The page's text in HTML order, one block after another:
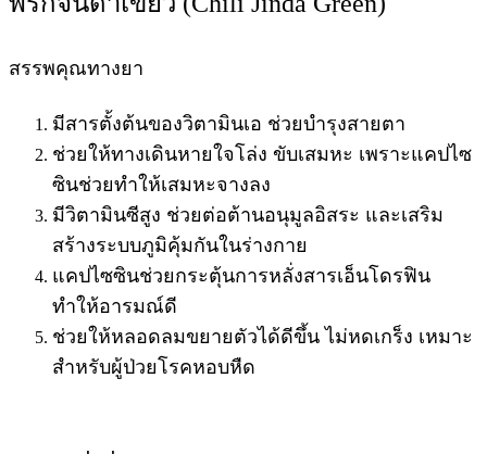
สรรพคุณทางยา
มีสารตั้งต้นของวิตามินเอ ช่วยบำรุงสายตา
ช่วยให้ทางเดินหายใจโล่ง ขับเสมหะ เพราะแคปไซ
ซินช่วยทำให้เสมหะจางลง
มีวิตามินซีสูง ช่วยต่อต้านอนุมูลอิสระ และเสริม
สร้างระบบภูมิคุ้มกันในร่างกาย
แคปไซซินช่วยกระตุ้นการหลั่งสารเอ็นโดรฟิน
ทำให้อารมณ์ดี
ช่วยให้หลอดลมขยายตัวได้ดีขึ้น ไม่หดเกร็ง เหมาะ
สำหรับผู้ป่วยโรคหอบหืด